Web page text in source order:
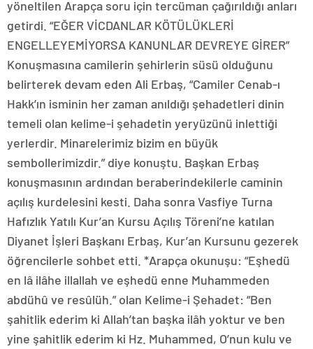
yöneltilen Arapça soru için tercüman çağırıldığı anları
getirdi. “EĞER VİCDANLAR KÖTÜLÜKLERİ
ENGELLEYEMİYORSA KANUNLAR DEVREYE GİRER”
Konuşmasına camilerin şehirlerin süsü olduğunu
belirterek devam eden Ali Erbaş, “Camiler Cenab-ı
Hakk’ın isminin her zaman anıldığı şehadetleri dinin
temeli olan kelime-i şehadetin yeryüzünü inlettiği
yerlerdir. Minarelerimiz bizim en büyük
sembollerimizdir.” diye konuştu. Başkan Erbaş
konuşmasının ardından beraberindekilerle caminin
açılış kurdelesini kesti. Daha sonra Vasfiye Turna
Hafızlık Yatılı Kur’an Kursu Açılış Töreni’ne katılan
Diyanet İşleri Başkanı Erbaş, Kur’an Kursunu gezerek
öğrencilerle sohbet etti. *Arapça okunuşu: “Eşhedü
en lâ ilâhe illallah ve eşhedü enne Muhammeden
abdühû ve resûlüh.” olan Kelime-i Şehadet: “Ben
şahitlik ederim ki Allah’tan başka ilâh yoktur ve ben
yine şahitlik ederim ki Hz. Muhammed, O’nun kulu ve